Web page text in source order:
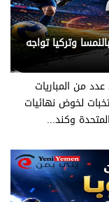
وتركيا تواجه
من المباريات
لخوض نهائيات